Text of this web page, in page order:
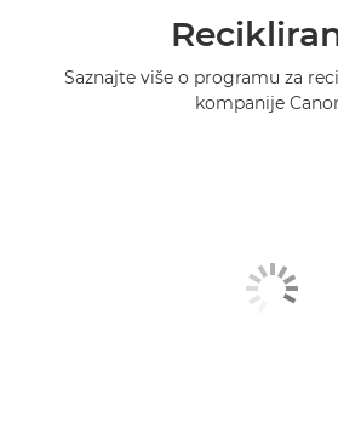
Saznajte više o programu za
kompanije